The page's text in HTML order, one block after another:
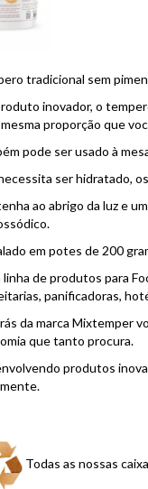
tradicional sem
inovador, o
proporção que
pode ser usado à
ser hidratado,
ao abrigo da luz e
em potes de 200
linha de produtos para
panificadoras,
da marca Mixtemper
que tanto procura.
produtos
Todas as nossas